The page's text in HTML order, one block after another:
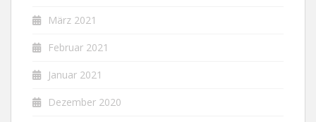
März 2021
Februar 2021
Januar 2021
Dezember 2020